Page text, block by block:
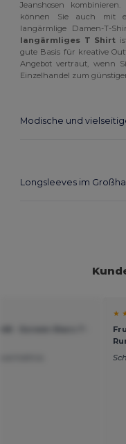
Jeanshosen
können Sie auch mit
langärmlige Damen-T-
langärmliges T Shirt
gute Basis für kreative
Angebot vertraut, wenn
Einzelhandel zum
Modische und
Longsleeves im
★